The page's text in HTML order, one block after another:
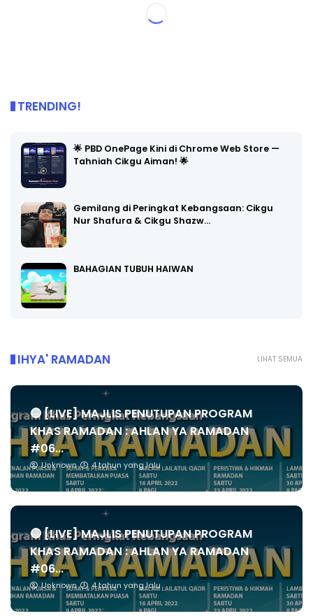
TRENDING!
🌟 PBD OnePage Kini di Chrome Web Store —
Tahniah Cikgu Aiman! 🌟
Gemilang di Peringkat Kebangsaan: Cikgu
Nur Shafura & Cikgu Shazw…
BAHAGIAN TUBUH HAIWAN
LIHAT SEMUA
IHYA' RAMADAN
🔴 [LIVE] MAJLIS PENUTUPAN PROGRAM
KHAS RAMADAN : AHLAN YA RAMADAN
#06...
Unknown 4 tahun yang lalu
🔴 [LIVE] MAJLIS PENUTUPAN PROGRAM
KHAS RAMADAN : AHLAN YA RAMADAN
#06...
Unknown 4 tahun yang lalu